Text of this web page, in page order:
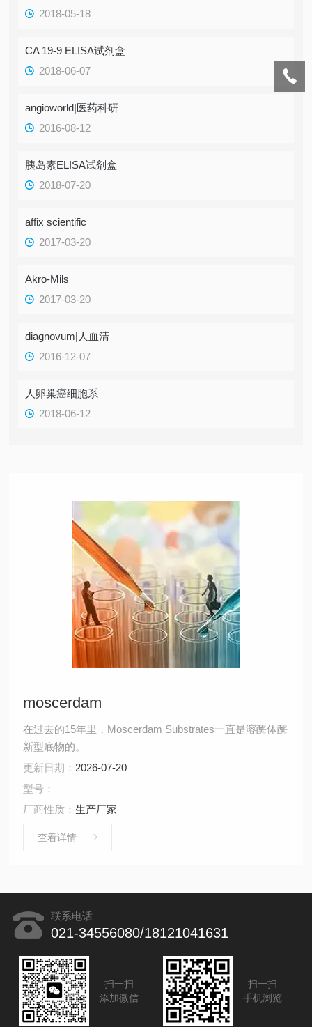
2018-05-18
CA 19-9 ELISA试剂盒
2018-06-07
angioworld|医药科研
2016-08-12
胰岛素ELISA试剂盒
2018-07-20
affix scientific
2017-03-20
Akro-Mils
2017-03-20
diagnovum|人血清
2016-12-07
人卵巢癌细胞系
2018-06-12
moscerdam
在过去的15年里，Moscerdam Substrates一直是溶酶体酶
新型底物的。
更新日期： 2026-07-20
型号：
厂商性质：生产厂家
查看详情
联系电话
021-34556080/18121041631
扫一扫
添加微信
扫一扫
手机浏览